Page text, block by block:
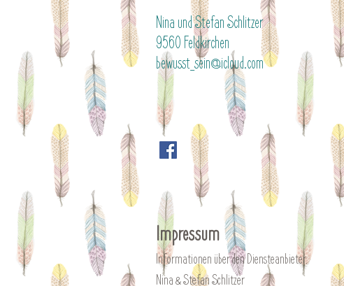
Nina und Stefan Schlitzer
9560 Feldkirchen
bewusst_sein@icloud.com
Impressum
Informationen über den Diensteanbieter.
Nina & Stefan Schlitzer